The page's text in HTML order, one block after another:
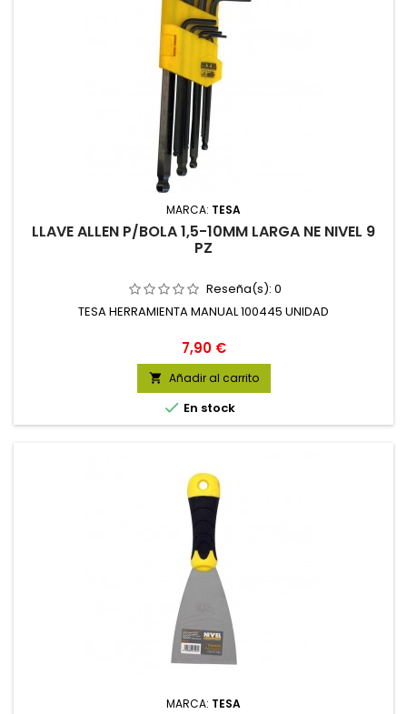
MARCA: TESA
LLAVE ALLEN P/BOLA 1,5-10MM LARGA NE NIVEL 9
PZ
Reseña(s): 0
TESA HERRAMIENTA MANUAL 100445 UNIDAD
Precio
7,90 €
 Añadir al carrito
 En stock
MARCA: TESA